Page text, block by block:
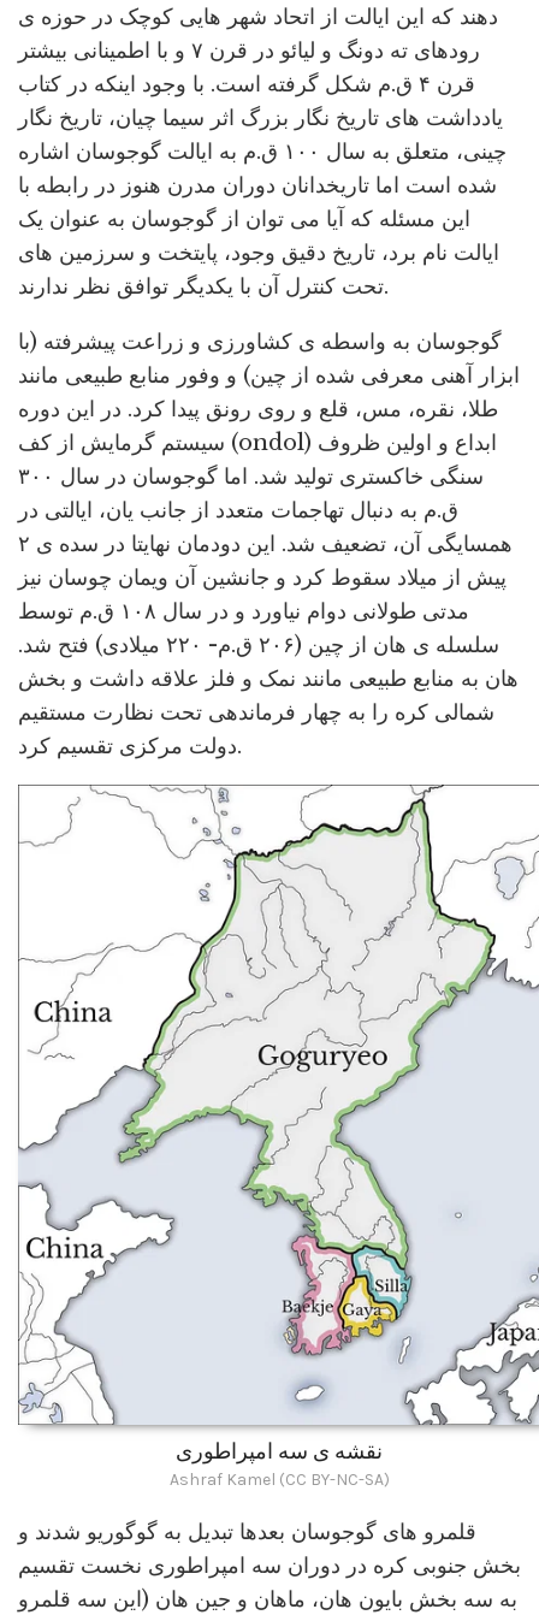
دهند که این ایالت از اتحاد شهر هایی کوچک در حوزه ی
رودهای ته دونگ و لیائو در قرن ۷ و با اطمینانی بیشتر
قرن ۴ ق.م شکل گرفته است. با وجود اینکه در کتاب
یادداشت های تاریخ نگار بزرگ اثر سیما چیان، تاریخ نگار
چینی، متعلق به سال ۱۰۰ ق.م به ایالت گوجوسان اشاره
شده است اما تاریخدانان دوران مدرن هنوز در رابطه با
این مسئله که آیا می توان از گوجوسان به عنوان یک
ایالت نام برد، تاریخ دقیق وجود، پایتخت و سرزمین های
تحت کنترل آن با یکدیگر توافق نظر ندارند.
گوجوسان به واسطه ی کشاورزی و زراعت پیشرفته (با
ابزار آهنی معرفی شده از چین) و وفور منابع طبیعی مانند
طلا، نقره، مس، قلع و روی رونق پیدا کرد. در این دوره
سیستم گرمایش از کف (ondol) ابداع و اولین ظروف
سنگی خاکستری تولید شد. اما گوجوسان در سال ۳۰۰
ق.م به دنبال تهاجمات متعدد از جانب یان، ایالتی در
همسایگی آن، تضعیف شد. این دودمان نهایتا در سده ی ۲
پیش از میلاد سقوط کرد و جانشین آن ویمان چوسان نیز
مدتی طولانی دوام نیاورد و در سال ۱۰۸ ق.م توسط
سلسله ی هان از چین (۲۰۶ ق.م- ۲۲۰ میلادی) فتح شد.
هان به منابع طبیعی مانند نمک و فلز علاقه داشت و بخش
شمالی کره را به چهار فرماندهی تحت نظارت مستقیم
دولت مرکزی تقسیم کرد.
نقشه ی سه امپراطوری
Ashraf Kamel (CC BY-NC-SA)
قلمرو های گوجوسان بعدها تبدیل به گوگوریو شدند و
بخش جنوبی کره در دوران سه امپراطوری نخست تقسیم
به سه بخش بایون هان، ماهان و جین هان (این سه قلمرو